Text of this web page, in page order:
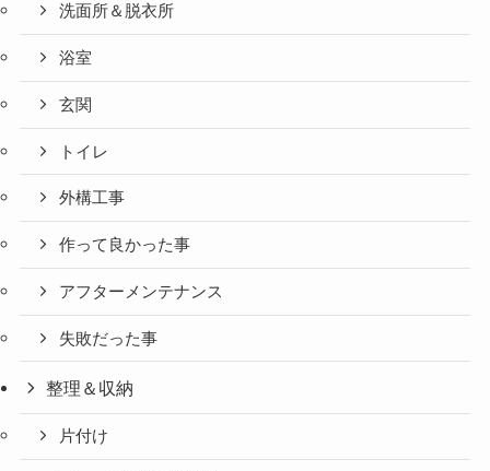
洗面所＆脱衣所
浴室
玄関
トイレ
外構工事
作って良かった事
アフターメンテナンス
失敗だった事
整理＆収納
片付け